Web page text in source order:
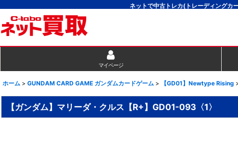
ネットで中古トレカ(トレーディングカ
マイページ
ホーム > GUNDAM CARD GAME ガンダムカードゲーム > 【GD01】Newtype Rising
【ガンダム】マリーダ・クルス【R+】GD01-093〈1〉